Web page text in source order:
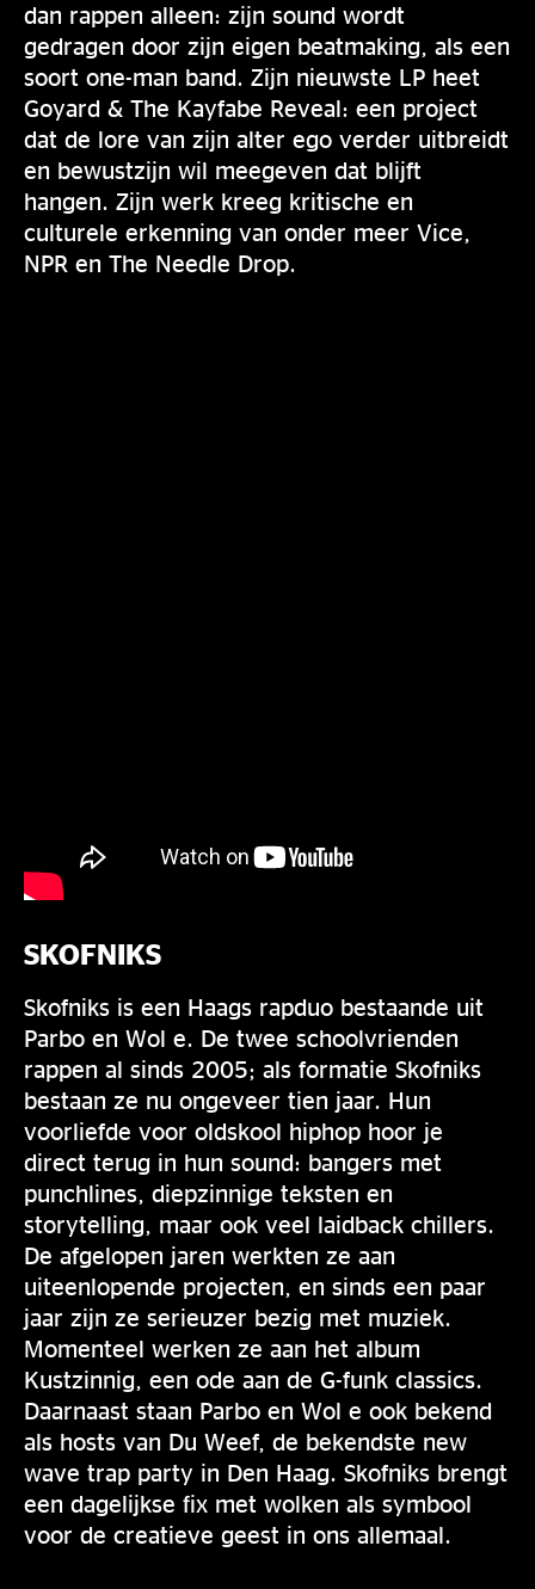
dan rappen alleen: zijn sound wordt
gedragen door zijn eigen beatmaking, als een
soort one-man band. Zijn nieuwste LP heet
Goyard & The Kayfabe Reveal: een project
dat de lore van zijn alter ego verder uitbreidt
en bewustzijn wil meegeven dat blijft
hangen. Zijn werk kreeg kritische en
culturele erkenning van onder meer Vice,
NPR en The Needle Drop.
SKOFNIKS
Skofniks is een Haags rapduo bestaande uit
Parbo en Wol e. De twee schoolvrienden
rappen al sinds 2005; als formatie Skofniks
bestaan ze nu ongeveer tien jaar. Hun
voorliefde voor oldskool hiphop hoor je
direct terug in hun sound: bangers met
punchlines, diepzinnige teksten en
storytelling, maar ook veel laidback chillers.
De afgelopen jaren werkten ze aan
uiteenlopende projecten, en sinds een paar
jaar zijn ze serieuzer bezig met muziek.
Momenteel werken ze aan het album
Kustzinnig, een ode aan de G-funk classics.
Daarnaast staan Parbo en Wol e ook bekend
als hosts van Du Weef, de bekendste new
wave trap party in Den Haag. Skofniks brengt
een dagelijkse fix met wolken als symbool
voor de creatieve geest in ons allemaal.